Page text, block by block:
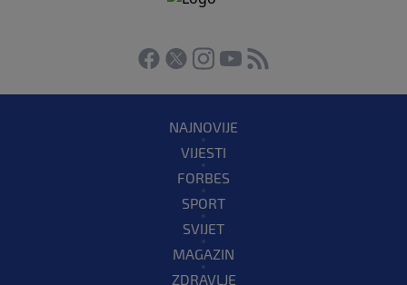
NAJNOVIJE
VIJESTI
FORBES
SPORT
SVIJET
MAGAZIN
ZDRAVLJE